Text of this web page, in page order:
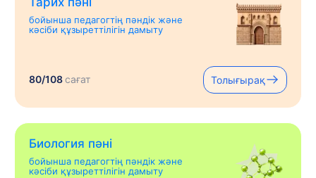
бойынша педагогтің пәндік және
кәсіби құзыреттілігін дамыту
80/108сағат Толығырақ
Биология пәні
бойынша педагогтің пәндік және
кәсіби құзыреттілігін дамыту